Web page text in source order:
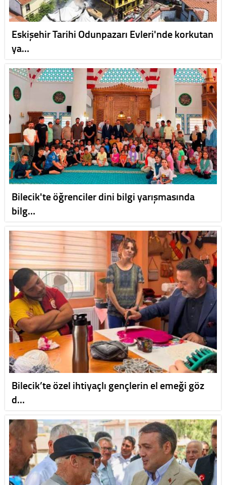
Eskişehir Tarihi Odunpazarı Evleri'nde korkutan
ya…
Bilecik'te öğrenciler dini bilgi yarışmasında
bilg…
Bilecik’te özel ihtiyaçlı gençlerin el emeği göz
d…